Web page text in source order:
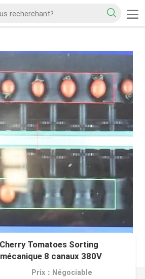
Tomatoes Sorting
8 canaux 380V
Prix：Négociable